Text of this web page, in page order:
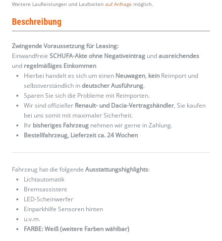
Weitere Laufleistungen und Laufzeiten auf Anfrage möglich.
Beschreibung
Zwingende Voraussetzung für Leasing:
Einwandfreie SCHUFA-Akte ohne Negativeintrag undausreichendes
und regelmäßiges Einkommen
Hierbei handelt es sich um einen Neuwagen, kein Reimport und
selbstverständlich indeutscher Ausführung.
Sparen Sie sich die Probleme mit Reimporten.
Wir sind offizieller Renault- und Dacia-Vertragshändler, Sie kaufen
bei uns somit mit maximaler Sicherheit.
Ihr bisheriges Fahrzeug nehmen wir gerne in Zahlung.
Bestellfahrzeug, Lieferzeit ca. 24 Wochen
Fahrzeug hat die folgende Ausstattungshighlights:
Lichtautomatik
Bremsassistent
LED-Scheinwerfer
Einparkhilfe Sensoren hinten
u.v.m.
FARBE: Weiß (weitere Farben wählbar)